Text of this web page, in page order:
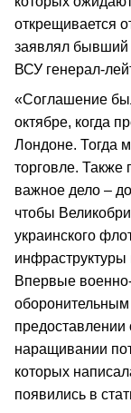
открещивается
заявлял бывший
ВСУ генерал-
«Соглашение
октябре, когда
Лондоне. Тогда
торговле. Также
важное дело –
чтобы
украинского
инфраструктуры
Впервые
наращивании
которых
появились в